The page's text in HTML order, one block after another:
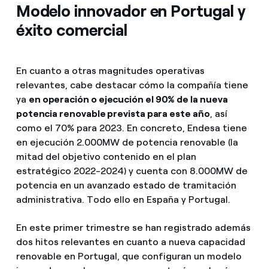
Modelo innovador en Portugal y
éxito comercial
En cuanto a otras magnitudes operativas
relevantes, cabe destacar cómo la compañía tiene
ya en operación o ejecución el 90% de la nueva
potencia renovable prevista para este año, así
como el 70% para 2023. En concreto, Endesa tiene
en ejecución 2.000MW de potencia renovable (la
mitad del objetivo contenido en el plan
estratégico 2022-2024) y cuenta con 8.000MW de
potencia en un avanzado estado de tramitación
administrativa. Todo ello en España y Portugal.
En este primer trimestre se han registrado además
dos hitos relevantes en cuanto a nueva capacidad
renovable en Portugal, que configuran un modelo